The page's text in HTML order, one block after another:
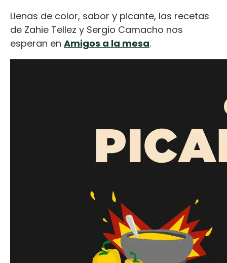
Llenas de color, sabor y picante, las recetas
de Zahie Tellez y Sergio Camacho nos
esperan en Amigos a la mesa.